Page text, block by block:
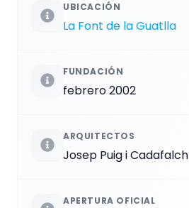
UBICACIÓN
La Font de la Guatlla
FUNDACIÓN
febrero 2002
ARQUITECTOS
Josep Puig i Cadafalch
APERTURA OFICIAL